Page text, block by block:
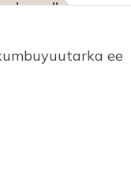
daryeelka
ee